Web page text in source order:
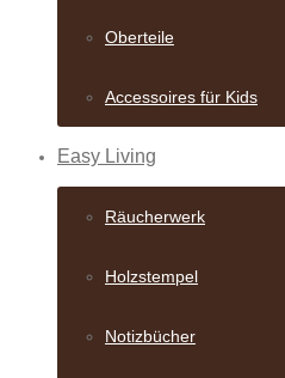
Oberteile
Accessoires für Kids
Easy Living
Räucherwerk
Holzstempel
Notizbücher